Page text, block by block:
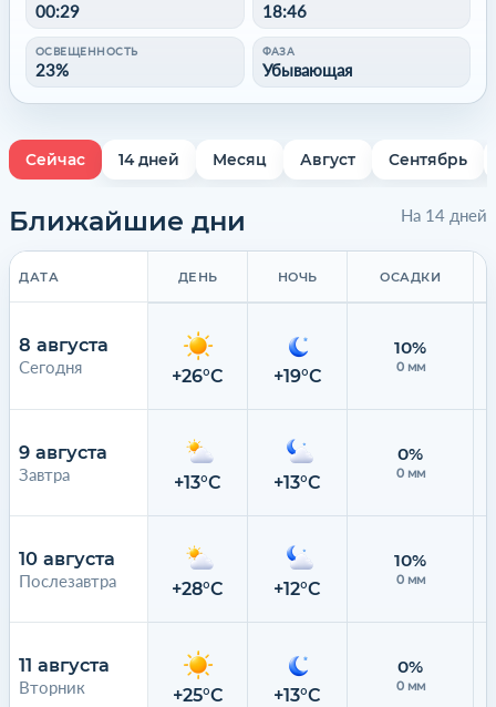
00:29 18:46
ОСВЕЩЕННОСТЬ
23%
ФАЗА
Убывающая
Сейчас 14 дней Месяц Август Сентябрь
Ближайшие дни На 14 дней
ДАТА
8 августа
Сегодня
9 августа
Завтра
10 августа
Послезавтра
11 августа
Вторник
ДЕНЬ НОЧЬ ОСАДКИ
+26°C +19°C
10%
0 мм
+13°C +13°C
0%
0 мм
+28°C +12°C
10%
0 мм
+25°C +13°C
0%
0 мм